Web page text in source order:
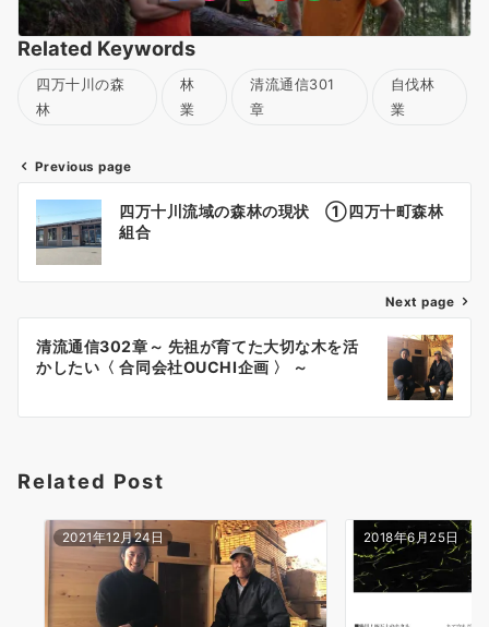
Related Keywords
四万十川の森
林
林
業
清流通信301
章
自伐林
業
投
稿
ナ
ビ
シ
ョ
ン
Previous page
四万十川流域の森林の現状 ①四万十町森林
組合
Next page
清流通信302章～ 先祖が育てた大切な木を活
かしたい〈 合同会社OUCHI企画 〉 ～
Related Post
2021年12月24日 2018年6月25日